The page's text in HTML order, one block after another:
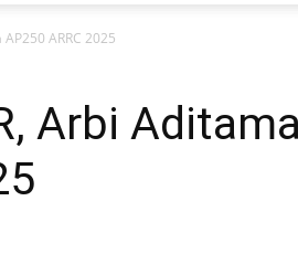
ARRC 2025
Arbi